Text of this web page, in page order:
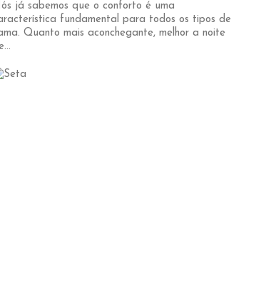
já sabemos que o conforto é uma
fundamental para todos os tipos de
Quanto mais aconchegante, melhor a noite